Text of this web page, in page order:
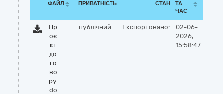
ФАЙЛ ПРИВАТНІСТЬ СТАН
ТА
ЧАС
Пр
оє
кт
до
го
во
ру.
do
публічний Експортовано:
02-06-
2026,
15:58:47